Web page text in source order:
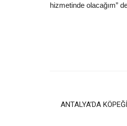
hizmetinde olacağım”
ANTALYA’DA